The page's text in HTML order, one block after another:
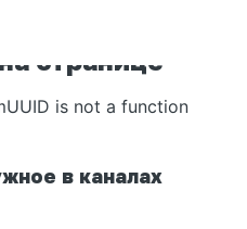
странице
is not a function
в каналах